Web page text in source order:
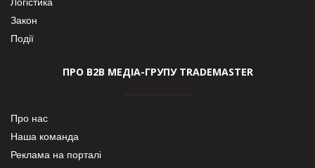
Закон
Події
ПРО В2В МЕДІА-ГРУПУ TRADEMASTER
Про нас
Наша команда
Реклама на порталі